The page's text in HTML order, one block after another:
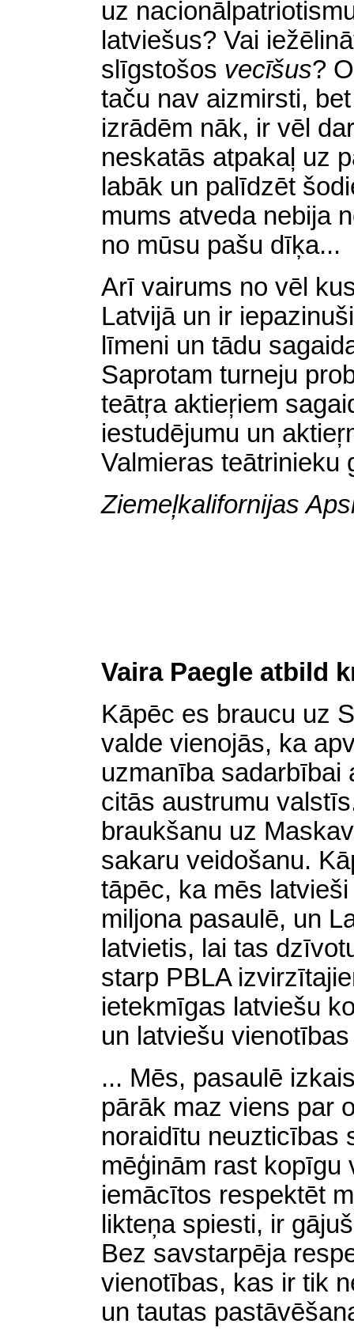
uz
latviešus? Vai
slīgstošos vecīšus?
taču nav aizmirsti,
izrādēm nāk, ir vēl
neskatās atpakaļ uz
labāk un palīdzēt
mums atveda nebija
no mūsu pašu dīķa...
Arī vairums no vēl
Latvijā un ir
līmeni un tādu
Saprotam turneju
teātŗa aktieŗiem
iestudējumu un
Valmieras teātrinieku
Ziemeļkalifornijas
Vaira Paegle atbild
Kāpēc es braucu uz
valde vienojās, ka
uzmanība sadarbībai
citās austrumu
braukšanu uz
sakaru veidošanu.
tāpēc, ka mēs
miljona pasaulē, un
latvietis, lai tas
starp PBLA
ietekmīgas latviešu
un latviešu
... Mēs, pasaulē
pārāk maz viens par
noraidītu neuzticības
mēģinām rast kopīgu
iemācītos respektēt
likteņa spiesti, ir
Bez savstarpēja
vienotības, kas ir tik
un tautas